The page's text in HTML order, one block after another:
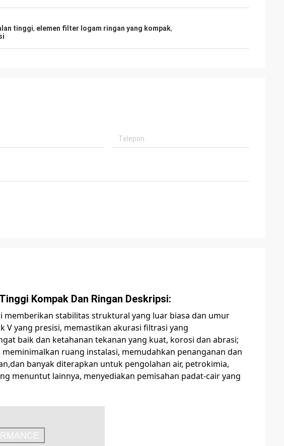
tinggi, elemen filter logam ringan yang kompak,
Kompak Dan Ringan Deskripsi:
stabilitas struktural yang luar biasa dan umur
yang presisi, memastikan akurasi filtrasi yang
baik dan ketahanan tekanan yang kuat, korosi dan abrasi;
ruang instalasi, memudahkan penanganan dan
banyak diterapkan untuk pengolahan air, petrokimia,
menuntut lainnya, menyediakan pemisahan padat-cair yang